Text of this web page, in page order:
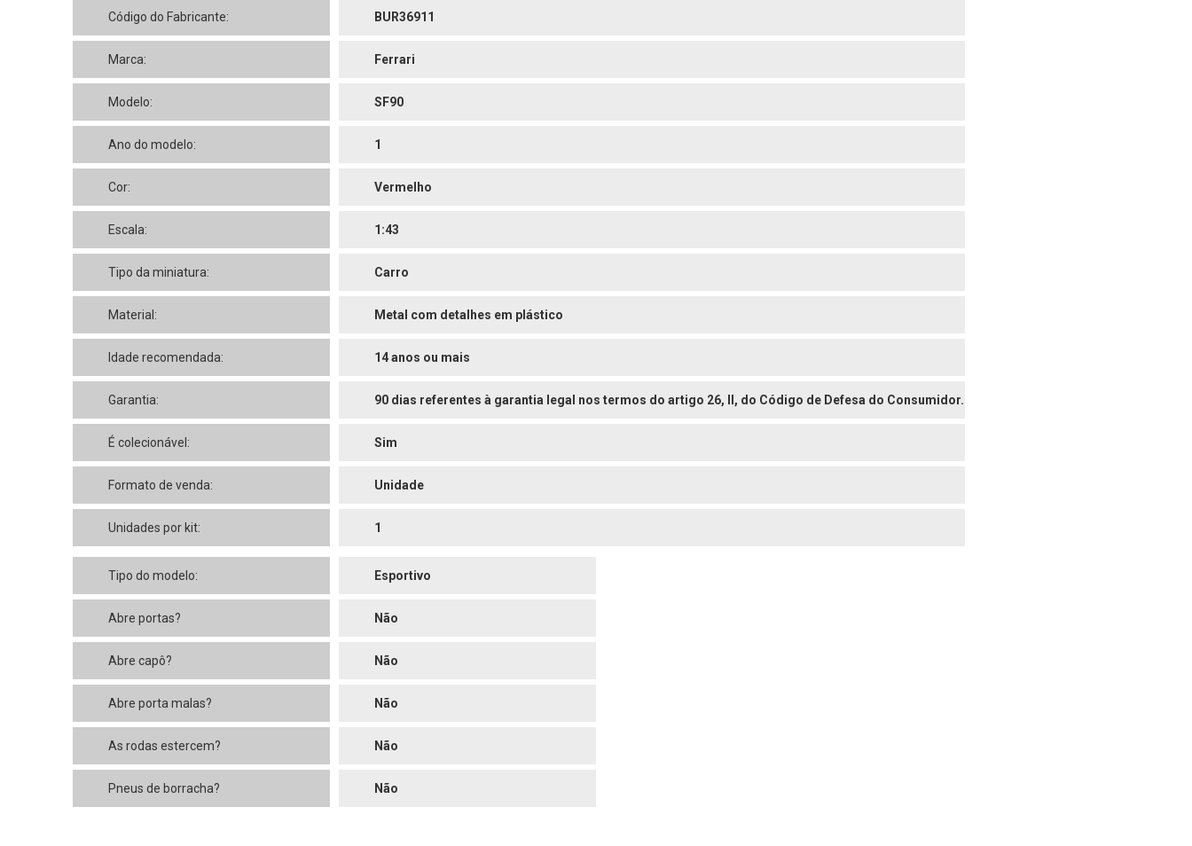
Código do Fabricante: BUR36911
Marca: Ferrari
Modelo: SF90
Ano do modelo: 1
Cor: Vermelho
Escala: 1:43
Tipo da miniatura: Carro
Material: Metal com detalhes em plástico
Idade recomendada: 14 anos ou mais
Garantia: 90 dias referentes à garantia legal nos termos do artigo 26, II, do Código de Defesa do Consumidor.
É colecionável: Sim
Formato de venda: Unidade
Unidades por kit: 1
Tipo do modelo: Esportivo
Abre portas? Não
Abre capô? Não
Abre porta malas? Não
As rodas estercem? Não
Pneus de borracha? Não